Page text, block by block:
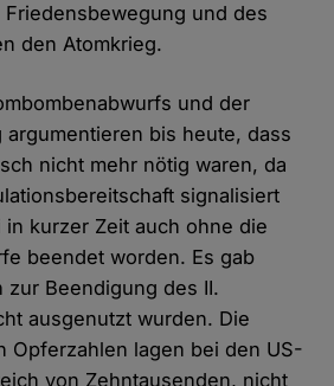
und des
den Atomkrieg.
und der
bis heute, dass
nicht mehr nötig waren, da
signalisiert
in kurzer Zeit auch ohne die
beendet worden. Es gab
zur Beendigung des II.
ausgenutzt wurden. Die
Opferzahlen lagen bei den US-
von Zehntausenden, nicht